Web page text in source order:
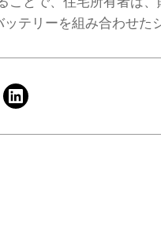
ッテリーを組み合わせ